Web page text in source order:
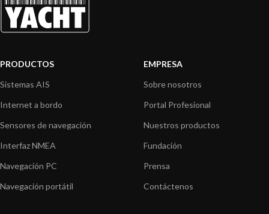
PRODUCTOS
Sistemas AIS
Internet a bordo
Sensores de navegación
Interfaz NMEA
Navegación PC
Navegación portátil
EMPRESA
Sobre nosotros
Portal Profesional
Nuestros productos
Fundación
Prensa
Contáctenos